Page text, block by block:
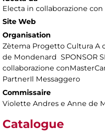
Electa in collaborazione
Site Web
Organisation
Zètema Progetto Cultura A
de Mondenard SPONSOR
collaborazione
PartnerIl Messaggero
Commissaire
Violette Andres e Anne de
Catalogue